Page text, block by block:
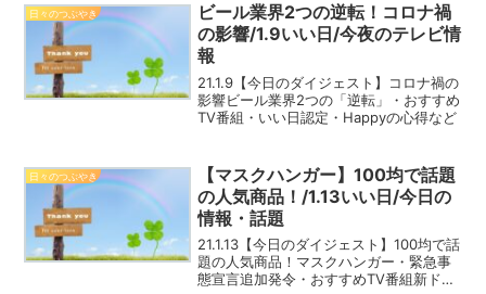
日々のつぶやき
ビール業界2つの逆転！コロナ禍
の影響/1.9いい日/今夜のテレビ情
報
21.1.9【今日のダイジェスト】コロナ禍の
影響ビール業界2つの「逆転」・おすすめ
TV番組・いい日認定・Happyの心得など
日々のつぶやき
【マスクハンガー】100均で話題
の人気商品！/1.13いい日/今日の
情報・話題
21.1.13【今日のダイジェスト】100均で話
題の人気商品！マスクハンガー・緊急事
態宣言追加発令・おすすめTV番組新ドラ